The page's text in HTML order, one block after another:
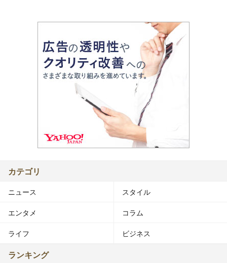
カテゴリ
ニュース スタイル
エンタメ コラム
ライフ ビジネス
ランキング